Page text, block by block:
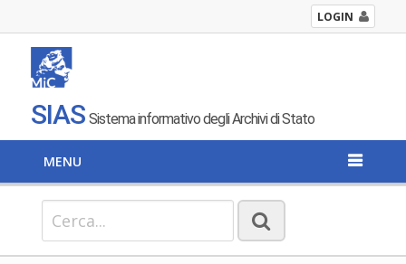
LOGIN
SIAS Sistema informativo degli Archivi di Stato
MENU